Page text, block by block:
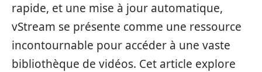
rapide, et une mise à jour automatique,
vStream se présente comme une ressource
incontournable pour accéder à une vaste
bibliothèque de vidéos. Cet article explore